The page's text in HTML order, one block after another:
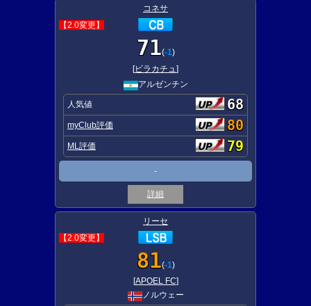
コネサ
【2.0変更】
71(-1)
[ビラカチュ]
アルゼンチン
人気値 68
myClub評価 80
ML評価 79
-
詳細
リーセ
【2.0変更】
81(-1)
[APOEL FC]
ノルウェー